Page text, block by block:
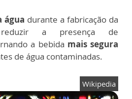
água durante a fabricação da
a presença de
a bebida mais segura
de água contaminadas.
Wikipedia